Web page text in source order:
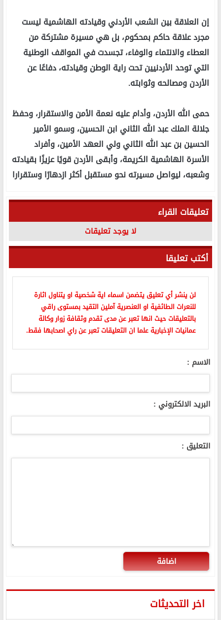
إن العلاقة بين الشعب الأردني وقيادته الهاشمية ليست
مجرد علاقة حاكم بمحكوم، بل هي مسيرة مشتركة من
العطاء والانتماء والوفاء، تجسدت في المواقف الوطنية
التي توحد الأردنيين تحت راية الوطن وقيادته، دفاعًا عن
الأردن ومصالحه وثوابته.
حمى الله الأردن، وأدام عليه نعمة الأمن والاستقرار، وحفظ
جلالة الملك عبد الله الثاني ابن الحسين، وسمو الأمير
الحسين بن عبد الله الثاني ولي العهد الأمين، وأفراد
الأسرة الهاشمية الكريمة، وأبقى الأردن قويًا عزيزًا بقيادته
وشعبه، ليواصل مسيرته نحو مستقبل أكثر ازدهارًا وستقرارا
تعليقات القراء
لا يوجد تعليقات
أكتب تعليقا
لن ينشر أي تعليق يتضمن اسماء اية شخصية او يتناول اثارة
للنعرات الطائفية او العنصرية آملين التقيد بمستوى راقي
بالتعليقات حيث انها تعبر عن مدى تقدم وثقافة زوار وكالة
عمانيات الإخبارية علما ان التعليقات تعبر عن راي اصحابها فقط.
الاسم :
البريد الالكتروني :
التعليق :
اضافة
اخر التحديثات